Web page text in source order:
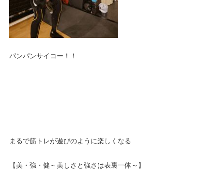
パンパンサイコー！！
まるで筋トレが遊びのように楽しくなる
【美・強・健～美しさと強さは表裏一体～】